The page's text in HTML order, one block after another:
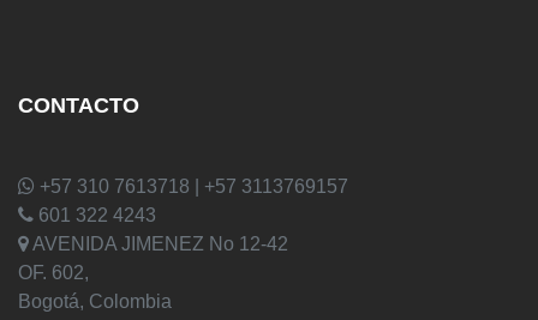
CONTACTO
+57 310 7613718 | +57 3113769157
601 322 4243
AVENIDA JIMENEZ No 12-42
OF. 602,
Bogotá, Colombia